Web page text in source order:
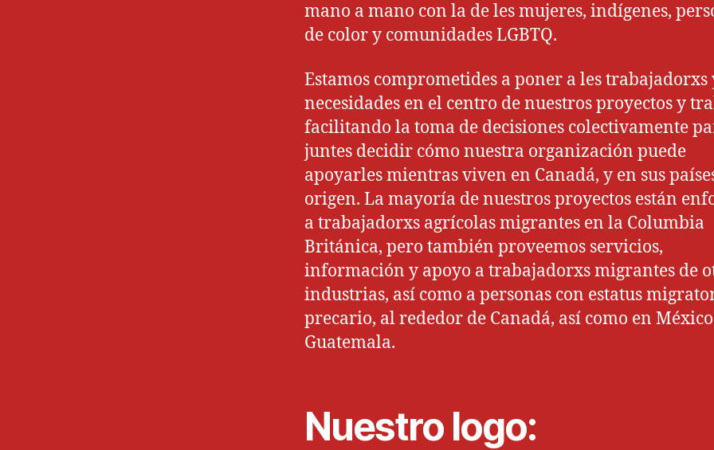
mano a mano con la de les mujeres, indígenes,
de color y comunidades LGBTQ.
Estamos comprometides a poner a les trabajadorxs
necesidades en el centro de nuestros proyectos y
facilitando la toma de decisiones colectivamente
juntes decidir cómo nuestra organización puede
apoyarles mientras viven en Canadá, y en sus
origen. La mayoría de nuestros proyectos están
a trabajadorxs agrícolas migrantes en la Columbia
Británica, pero también proveemos servicios,
información y apoyo a trabajadorxs migrantes de
industrias, así como a personas con estatus
precario, al rededor de Canadá, así como en
Guatemala.
Nuestro logo: